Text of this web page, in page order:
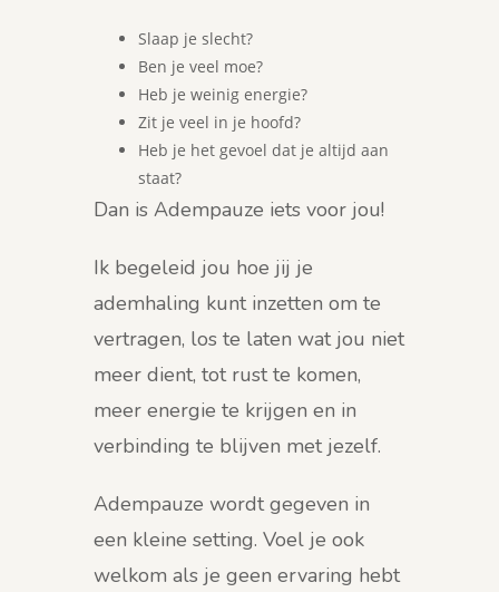
Slaap je slecht?
Ben je veel moe?
Heb je weinig energie?
Zit je veel in je hoofd?
Heb je het gevoel dat je altijd aan
staat?
Dan is Adempauze iets voor jou!
Ik begeleid jou hoe jij je
ademhaling kunt inzetten om te
vertragen, los te laten wat jou niet
meer dient, tot rust te komen,
meer energie te krijgen en in
verbinding te blijven met jezelf.
Adempauze wordt gegeven in
een kleine setting. Voel je ook
welkom als je geen ervaring hebt